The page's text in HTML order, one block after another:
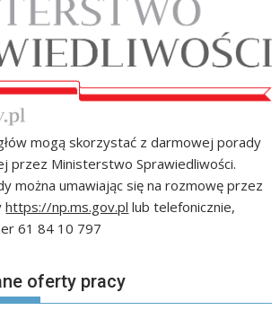
mogą skorzystać z darmowej porady
przez Ministerstwo Sprawiedliwości.
można umawiając się na rozmowę przez
https://np.ms.gov.pl lub telefonicznie,
61 84 10 797
oferty pracy